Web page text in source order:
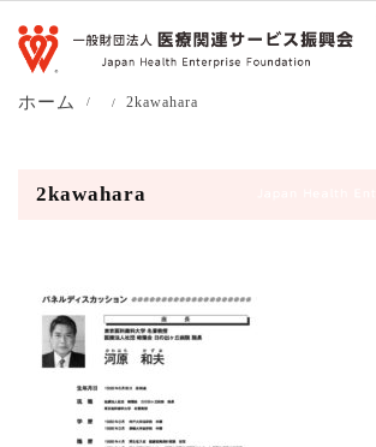
ホーム 2kawahara
2kawahara